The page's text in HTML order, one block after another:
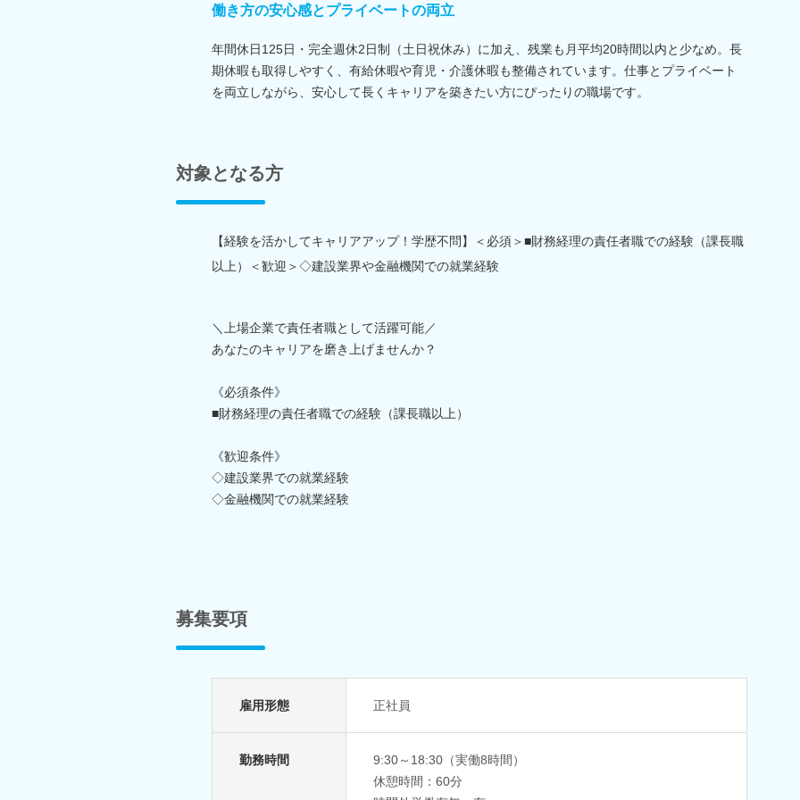
働き方の安心感とプライベートの両立
年間休日125日・完全週休2日制（土日祝休み）に加え、残業も月平均20時間以内と少なめ。長
期休暇も取得しやすく、有給休暇や育児・介護休暇も整備されています。仕事とプライベート
を両立しながら、安心して長くキャリアを築きたい方にぴったりの職場です。
対象となる方
【経験を活かしてキャリアアップ！学歴不問】＜必須＞■財務経理の責任者職での経験（課長職
以上）＜歓迎＞◇建設業界や金融機関での就業経験
＼上場企業で責任者職として活躍可能／
あなたのキャリアを磨き上げませんか？
《必須条件》
■財務経理の責任者職での経験（課長職以上）
《歓迎条件》
◇建設業界での就業経験
◇金融機関での就業経験
募集要項
雇用形態 正社員
勤務時間
9:30～18:30（実働8時間）
休憩時間：60分